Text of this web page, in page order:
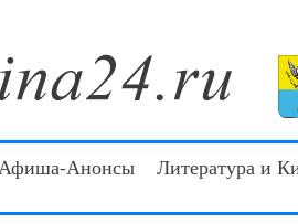
Анонсы
Литература и